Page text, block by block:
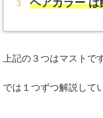
ヘアカラー
上記の３つはマストで
では１つずつ解説して